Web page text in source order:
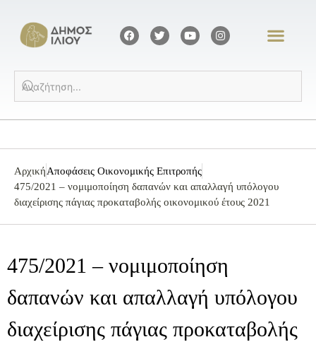
ΑρχικήΑποφάσεις Οικονομικής Επιτροπής
475/2021 – νομιμοποίηση δαπανών και απαλλαγή υπόλογου
διαχείρισης πάγιας προκαταβολής οικονομικού έτους 2021
475/2021 – νομιμοποίηση
δαπανών και απαλλαγή υπόλογου
διαχείρισης πάγιας προκαταβολής